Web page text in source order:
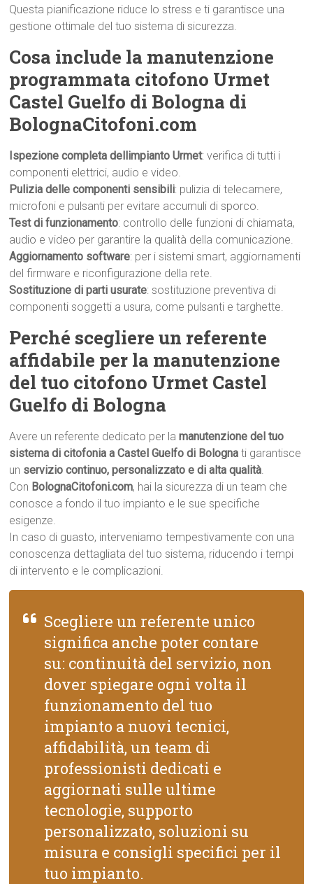
Questa pianificazione riduce lo stress e ti garantisce una
gestione ottimale del tuo sistema di sicurezza.
Cosa include la manutenzione
programmata citofono Urmet
Castel Guelfo di Bologna di
BolognaCitofoni.com
Ispezione completa dellimpianto Urmet: verifica di tutti i
componenti elettrici, audio e video.
Pulizia delle componenti sensibili: pulizia di telecamere,
microfoni e pulsanti per evitare accumuli di sporco.
Test di funzionamento: controllo delle funzioni di chiamata,
audio e video per garantire la qualità della comunicazione.
Aggiornamento software: per i sistemi smart, aggiornamenti
del firmware e riconfigurazione della rete.
Sostituzione di parti usurate: sostituzione preventiva di
componenti soggetti a usura, come pulsanti e targhette.
Perché scegliere un referente
affidabile per la manutenzione
del tuo citofono Urmet Castel
Guelfo di Bologna
Avere un referente dedicato per lamanutenzione del tuo
sistema di citofonia a Castel Guelfo di Bologna ti garantisce
un servizio continuo, personalizzato e di alta qualità.
Con BolognaCitofoni.com, hai la sicurezza di un team che
conosce a fondo il tuo impianto e le sue specifiche
esigenze.
In caso di guasto, interveniamo tempestivamente con una
conoscenza dettagliata del tuo sistema, riducendo i tempi
di intervento e le complicazioni.
Scegliere un referente unico
significa anche poter contare
su: continuità del servizio, non
dover spiegare ogni volta il
funzionamento del tuo
impianto a nuovi tecnici,
affidabilità, un team di
professionisti dedicati e
aggiornati sulle ultime
tecnologie, supporto
personalizzato, soluzioni su
misura e consigli specifici per il
tuo impianto.